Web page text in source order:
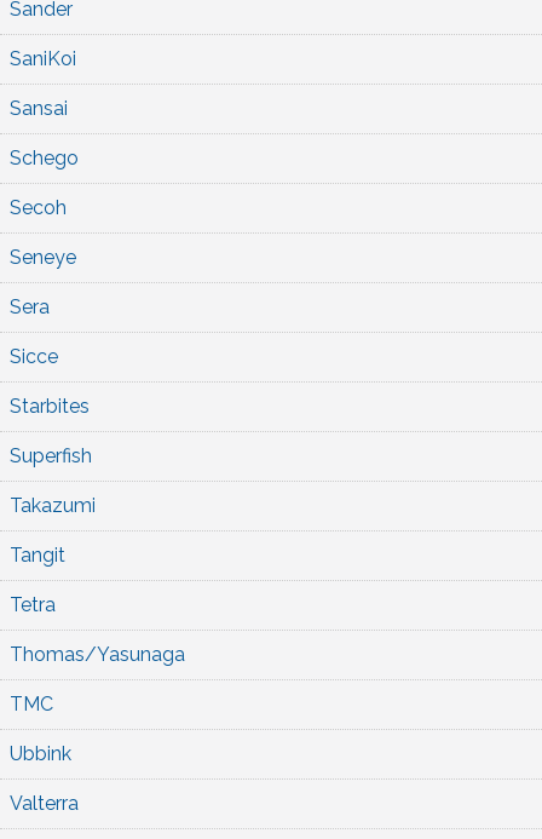
Sander
SaniKoi
Sansai
Schego
Secoh
Seneye
Sera
Sicce
Starbites
Superfish
Takazumi
Tangit
Tetra
Thomas/Yasunaga
TMC
Ubbink
Valterra